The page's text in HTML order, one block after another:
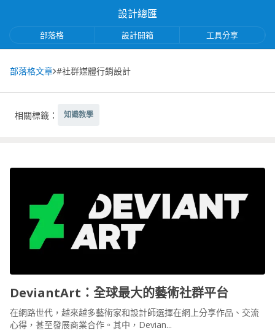
設計總匯
部落格 設計開箱 工具分享
部落格文章 #社群媒體行銷設計
相關標籤： 知識教學
DeviantArt：全球最大的藝術社群平台
在網路世代，越來越多藝術家和設計師選擇在網上分享作品、交流
心得，甚至發展商業合作。其中，Devian...